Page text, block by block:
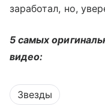
заработал, но,
5 самых
видео:
Звезды